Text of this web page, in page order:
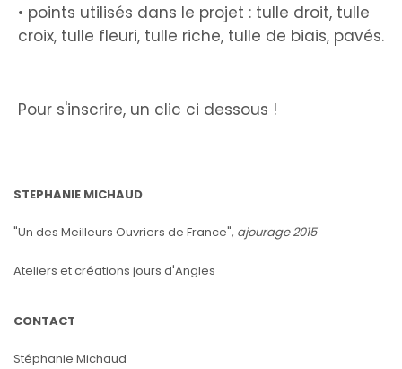
• points utilisés dans le projet : tulle droit, tulle
croix, tulle fleuri, tulle riche, tulle de biais, pavés.
Pour s'inscrire, un clic ci dessous !
STEPHANIE MICHAUD
"Un des Meilleurs Ouvriers de France", ajourage 2015
Ateliers et créations jours d'Angles
CONTACT
Stéphanie Michaud